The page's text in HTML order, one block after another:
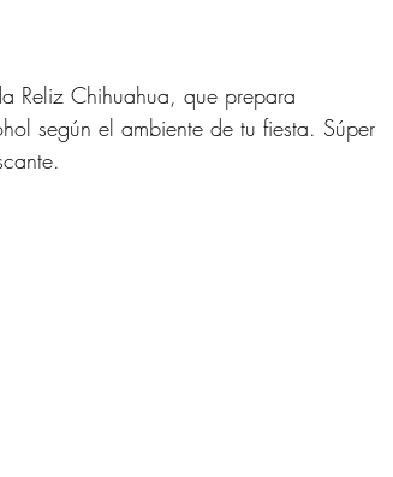
Reliz Chihuahua, que prepara
según el ambiente de tu fiesta. Súper